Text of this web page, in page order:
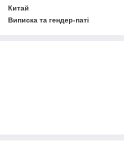
Китай
Виписка та гендер-паті